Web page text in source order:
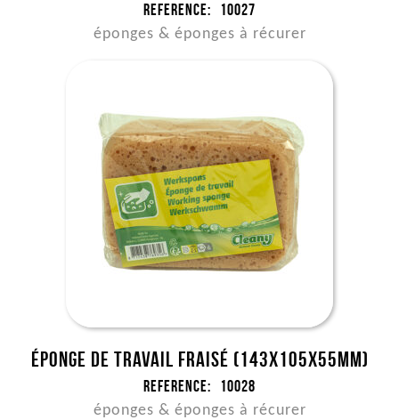
Reference: 10027
éponges & éponges à récurer
Éponge de travail fraisé (143x105x55mm)
Reference: 10028
éponges & éponges à récurer